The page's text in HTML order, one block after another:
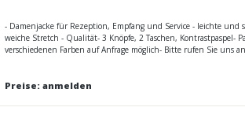
- Damenjacke für Rezeption, Empfang und Service - leichte und
weiche Stretch - Qualität- 3 Knöpfe, 2 Taschen, Kontrastpaspel-
verschiedenen Farben auf Anfrage möglich- Bitte rufen Sie uns
Preise: anmelden